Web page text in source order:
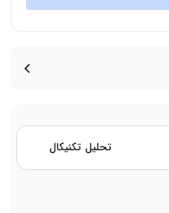
تحلیل تکنیکال